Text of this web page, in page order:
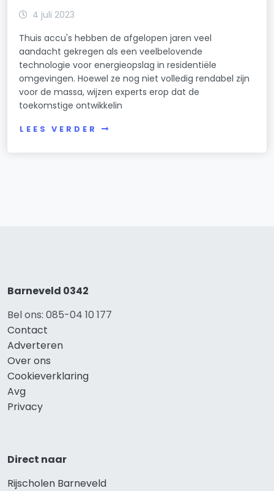
4 juli 2023
Thuis accu's hebben de afgelopen jaren veel
aandacht gekregen als een veelbelovende
technologie voor energieopslag in residentiële
omgevingen. Hoewel ze nog niet volledig rendabel zijn
voor de massa, wijzen experts erop dat de
toekomstige ontwikkelin
LEES VERDER
Barneveld 0342
Bel ons: 085-04 10 177
Contact
Adverteren
Over ons
Cookieverklaring
Avg
Privacy
Direct naar
Rijscholen Barneveld